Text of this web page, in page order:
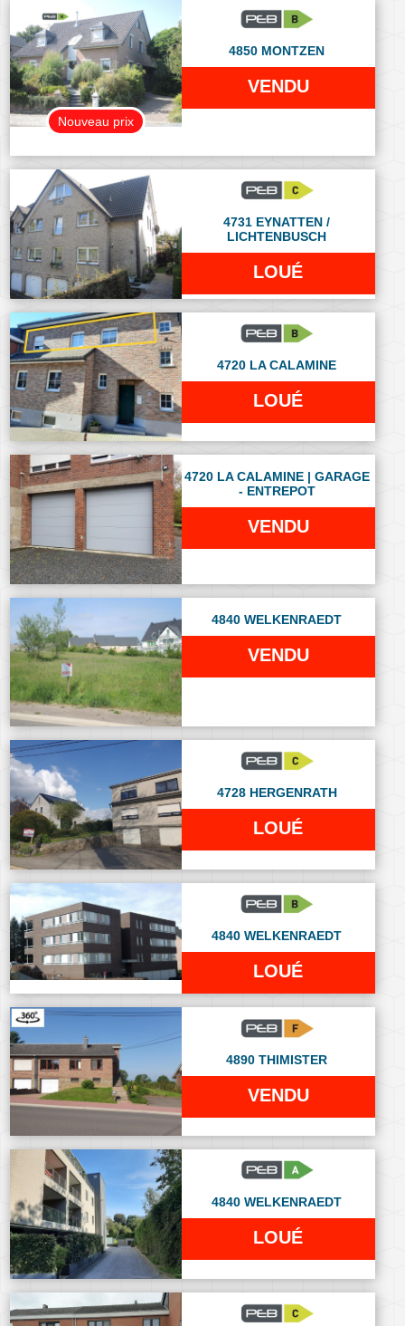
Nouveau prix
4850 MONTZEN
VENDU
4731 EYNATTEN /
LICHTENBUSCH
LOUÉ
4720 LA CALAMINE
LOUÉ
4720 LA CALAMINE | GARAGE
- ENTREPOT
VENDU
4840 WELKENRAEDT
VENDU
4728 HERGENRATH
LOUÉ
4840 WELKENRAEDT
LOUÉ
4890 THIMISTER
VENDU
4840 WELKENRAEDT
LOUÉ